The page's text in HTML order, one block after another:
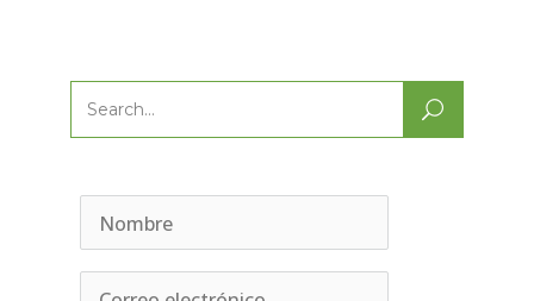
Search